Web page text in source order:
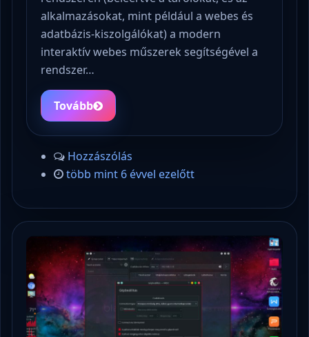
alkalmazásokat, mint például a webes és
adatbázis-kiszolgálókat) a modern
interaktív webes műszerek segítségével a
rendszer…
Tovább
Hozzászólás
több mint 6 évvel ezelőtt